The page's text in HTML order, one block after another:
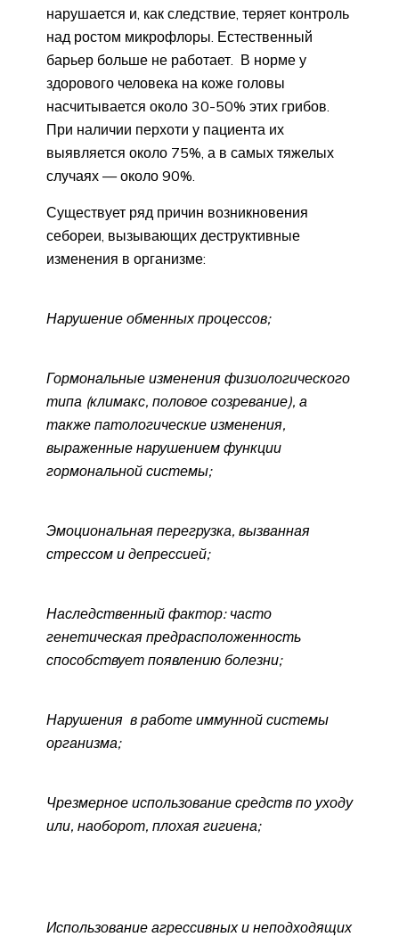
нарушается и, как следствие, теряет контроль
над ростом микрофлоры. Естественный
барьер больше не работает. В норме у
здорового человека на коже головы
насчитывается около 30-50% этих грибов.
При наличии перхоти у пациента их
выявляется около 75%, а в самых тяжелых
случаях — около 90%.
Существует ряд причин возникновения
себореи, вызывающих деструктивные
изменения в организме:
Нарушение обменных процессов;
Гормональные изменения физиологического
типа (климакс, половое созревание), а
также патологические изменения,
выраженные нарушением функции
гормональной системы;
Эмоциональная перегрузка, вызванная
стрессом и депрессией;
Наследственный фактор: часто
генетическая предрасположенность
способствует появлению болезни;
Нарушения в работе иммунной системы
организма;
Чрезмерное использование средств по уходу
или, наоборот, плохая гигиена;
Использование агрессивных и неподходящих